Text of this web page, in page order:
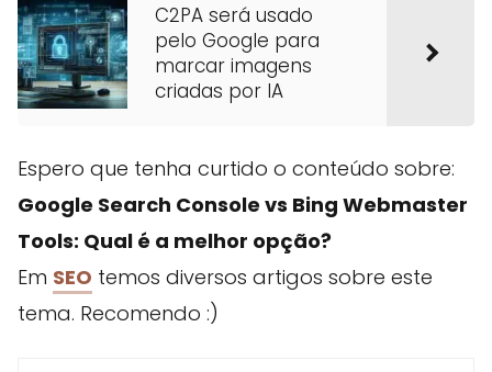
C2PA será usado
pelo Google para
marcar imagens
criadas por IA
Espero que tenha curtido o conteúdo sobre:
Google Search Console vs Bing Webmaster
Tools: Qual é a melhor opção?
Em SEO temos diversos artigos sobre este
tema. Recomendo :)